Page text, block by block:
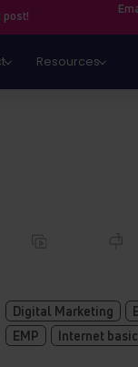
post!
Resources
Digital Marketing
EMP
Internet